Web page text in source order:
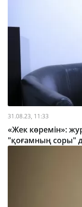
31.08.23, 11:33
«Жек көремін»:
"қоғамның соры"